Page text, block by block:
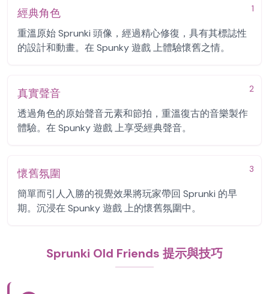
1
經典角色
重溫原始 Sprunki 頭像，經過精心修復，具有其標誌性
的設計和動畫。在 Spunky 遊戲 上體驗懷舊之情。
2
真實聲音
透過角色的原始聲音元素和節拍，重溫復古的音樂製作
體驗。在 Spunky 遊戲 上享受經典聲音。
3
懷舊氛圍
簡單而引人入勝的視覺效果將玩家帶回 Sprunki 的早
期。沉浸在 Spunky 遊戲 上的懷舊氛圍中。
Sprunki Old Friends 提示與技巧